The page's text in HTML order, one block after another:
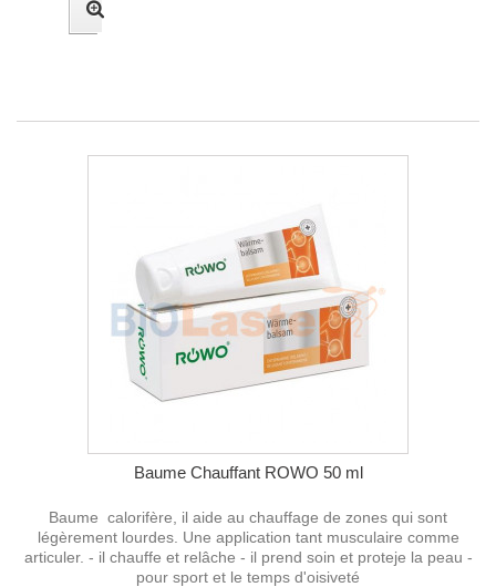
Baume Chauffant ROWO 50 ml
Baume calorifère, il aide au chauffage de zones qui sont
légèrement lourdes. Une application tant musculaire comme
articuler. - il chauffe et relâche - il prend soin et proteje la peau -
pour sport et le temps d'oisiveté